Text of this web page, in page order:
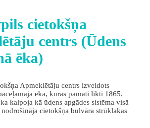
cietokšņa
centrs (Ūdens
ēka)
Apmeklētāju centrs izveidots
ēkā, kuras pamati likti 1865.
kalpoja kā ūdens apgādes sistēma visā
cietokšņa bulvāra strūklakas